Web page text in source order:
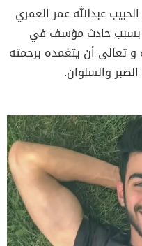
عبدالله عمر العمري
بسبب حادث مؤسف في
و تعالى أن يتغمده برحمته
والسلوان.